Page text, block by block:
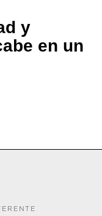
y
en un